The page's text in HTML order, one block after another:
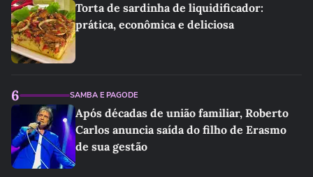
Torta de sardinha de liquidificador:
prática, econômica e deliciosa
6 SAMBA E PAGODE
Após décadas de união familiar, Roberto
Carlos anuncia saída do filho de Erasmo
de sua gestão